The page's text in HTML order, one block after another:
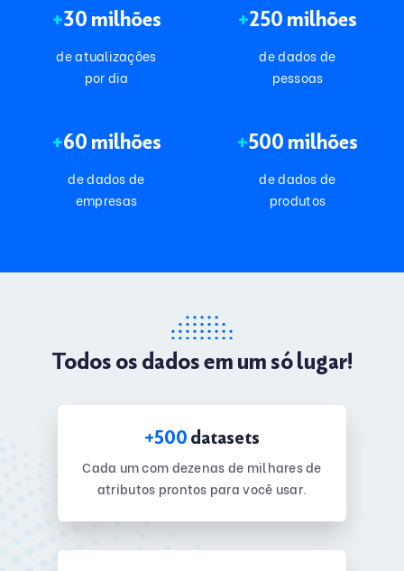
+30 milhões
de atualizações
por dia
+250 milhões
de dados de
pessoas
+60 milhões
de dados de
empresas
+500 milhões
de dados de
produtos
Todos os dados em um só lugar!
+500 datasets
Cada um com dezenas de milhares de
atributos prontos para você usar.